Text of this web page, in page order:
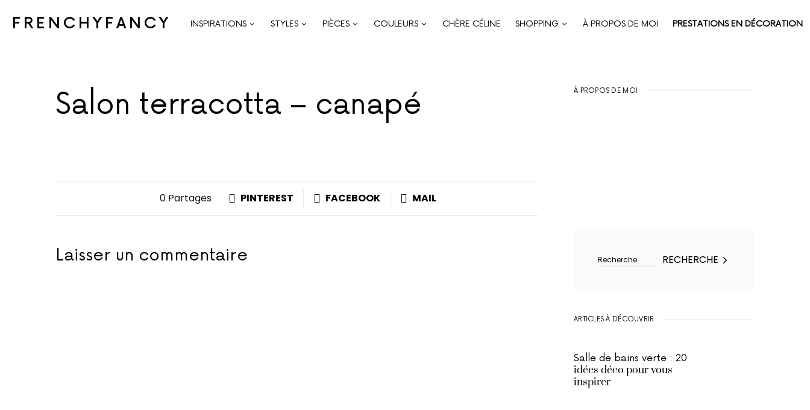
FRENCHYFANCY INSPIRATIONS STYLES PIÈCES COULEURS CHÈRE CÉLINE SHOPPING À PROPOS DE MOI PRESTATIONS EN DÉCORATION
Salon terracotta – canapé
0 Partages PINTEREST FACEBOOK MAIL
Laisser un commentaire
À PROPOS DE MOI
RECHERCHE
ARTICLES À DÉCOUVRIR
Salle de bains verte : 20
idées déco pour vous
inspirer